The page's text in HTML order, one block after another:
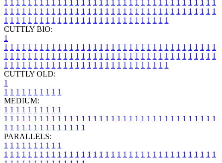
1 1 1 1 1 1 1 1 1 1 1 1 1 1 1 1 1 1 1 1 1 1 1 1 1 1 1 1 1 1 1 1 1 1 1 1
1 1 1 1 1 1 1 1 1 1 1 1 1 1 1 1 1 1 1 1 1 1 1 1 1 1 1 1 1 1 1 1 1 1 1 1
1 1 1 1 1 1 1 1 1 1 1 1 1 1 1 1 1 1 1 1 1 1 1 1 1 1 1 1
CUTTLY BIO:
1
1 1 1 1 1 1 1 1 1 1 1 1 1 1 1 1 1 1 1 1 1 1 1 1 1 1 1 1 1 1 1 1 1 1 1 1
1 1 1 1 1 1 1 1 1 1 1 1 1 1 1 1 1 1 1 1 1 1 1 1 1 1 1 1 1 1 1 1 1 1 1 1
1 1 1 1 1 1 1 1 1 1 1 1 1 1 1 1 1 1 1 1 1 1 1 1 1 1 1 1
CUTTLY OLD:
1
1 1 1 1 1 1 1 1 1 1
MEDIUM:
1 1 1 1 1 1 1 1 1 1
1 1 1 1 1 1 1 1 1 1 1 1 1 1 1 1 1 1 1 1 1 1 1 1 1 1 1 1 1 1 1 1 1 1 1 1
1 1 1 1 1 1 1 1 1 1 1 1 1 1
PARALLELS:
1 1 1 1 1 1 1 1 1 1
1 1 1 1 1 1 1 1 1 1 1 1 1 1 1 1 1 1 1 1 1 1 1 1 1 1 1 1 1 1 1 1 1 1 1 1